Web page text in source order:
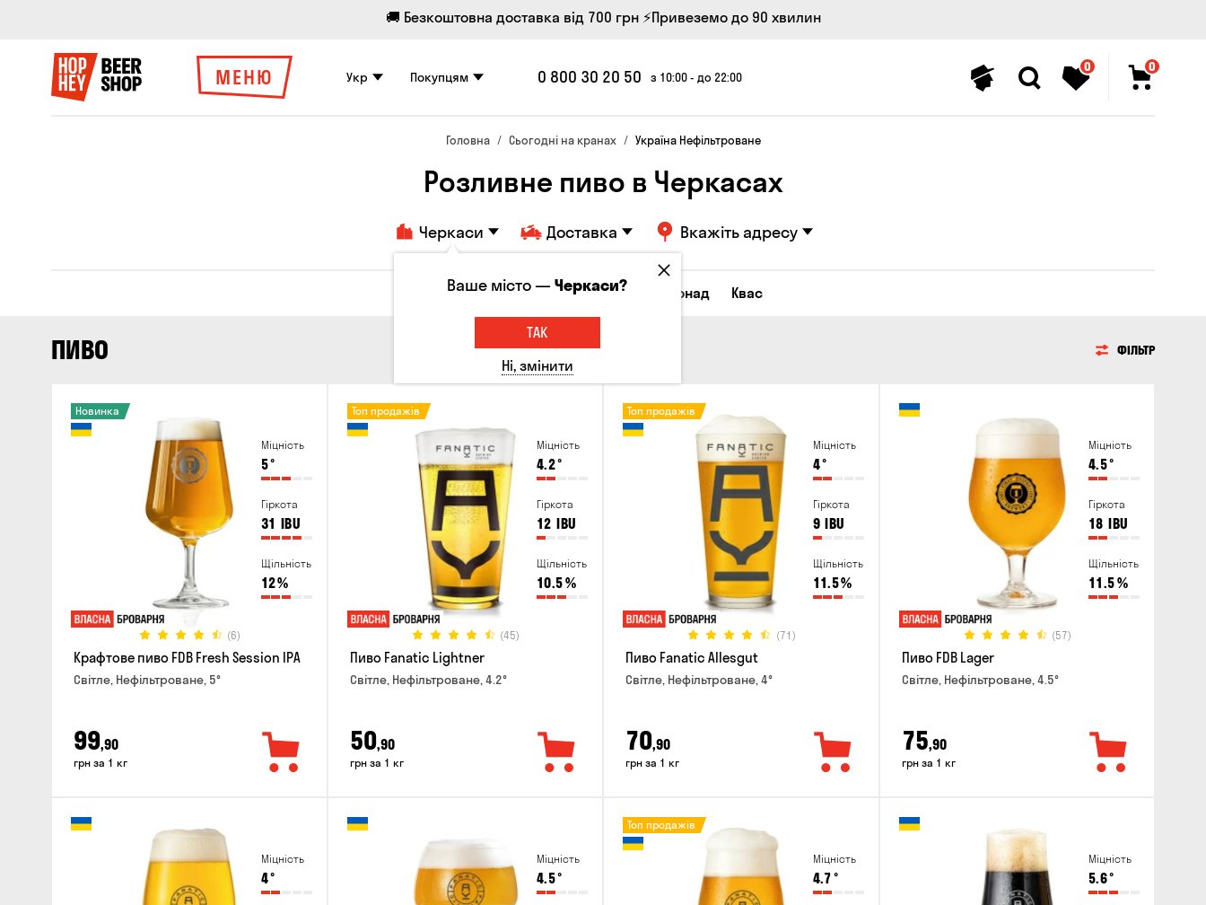
🚚 Безкоштовна доставка від 700 грн ⚡Привеземо до 90 хвилин
МЕНЮ Укр Покупцям 0 800 30 20 50 з 10:00 - до 22:00
0 0
Головна Сьогодні на кранах Україна Нефільтроване
Розливне пиво в Черкасах
Черкаси Доставка Вкажіть адресу
Всі товари Пиво Сидр Лимонад Квас
ПИВО ФІЛЬТР
Міцність
5°
Гіркота
31 IBU
Щільність
12%
(6)
Новинка
Крафтове пиво FDB Fresh Session IPA
Світле, Нефільтроване, 5°
99,90
грн за 1 кг
Міцність
4.2°
Гіркота
12 IBU
Щільність
10.5%
(45)
Топ продажів
Пиво Fanatic Lightner
Світле, Нефільтроване, 4.2°
50,90
грн за 1 кг
Міцність
4°
Гіркота
9 IBU
Щільність
11.5%
(71)
Топ продажів
Пиво Fanatic Allesgut
Світле, Нефільтроване, 4°
70,90
грн за 1 кг
Міцність
4.5°
Гіркота
18 IBU
Щільність
11.5%
(57)
Пиво FDB Lager
Світле, Нефільтроване, 4.5°
75,90
грн за 1 кг
Міцність
4°
Міцність
4.5°
Міцність
4.7°
Топ продажів
Міцність
5.6°
Ваше місто —Черкаси?
ТАК
Ні, змінити